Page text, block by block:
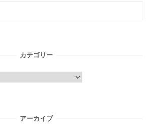
カテゴリー
アーカイブ